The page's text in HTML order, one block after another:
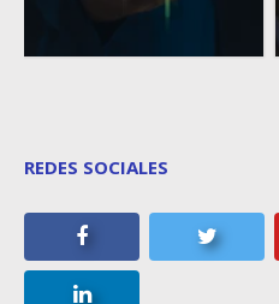
REDES SOCIALES